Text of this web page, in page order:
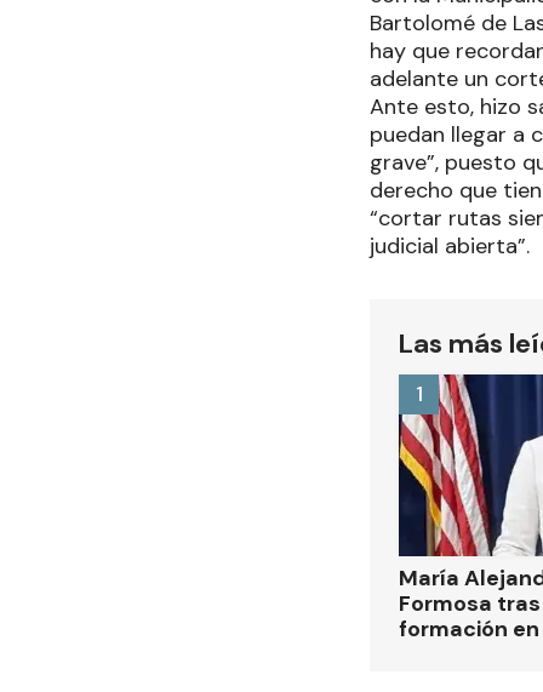
Bartolomé de
hay que
adelante un
Ante esto, hizo
puedan llegar a
grave”, puesto
derecho que
“cortar rutas
judicial abierta”.
Las más
María
Formosa
formación
1